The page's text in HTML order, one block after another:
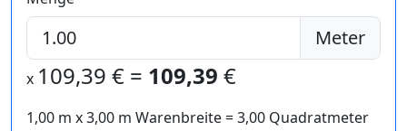
Meter
x 109,39 € = 109,39 €
1,00 m x3,00 m Warenbreite =3,00 Quadratmeter